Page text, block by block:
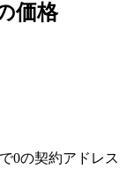
価格
0の契約アドレス